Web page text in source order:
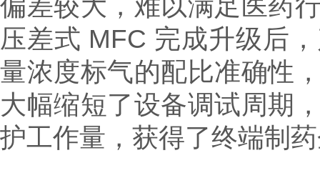
偏差较大，难以满足医药
压差式 MFC 完成升级后
量浓度标气的配比准确性
大幅缩短了设备调试周期
护工作量，获得了终端制